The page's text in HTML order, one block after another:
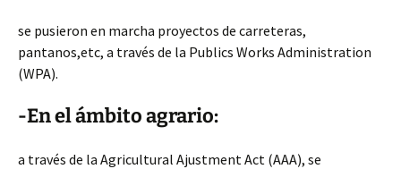
se pusieron en marcha proyectos de carreteras,
pantanos,etc, a través de la Publics Works Administration
(WPA).
-En el ámbito agrario:
a través de la Agricultural Ajustment Act (AAA), se